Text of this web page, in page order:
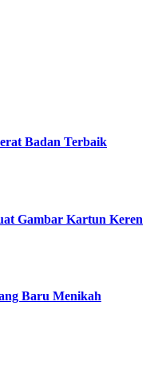
Badan Terbaik
Gambar Kartun Keren
Baru Menikah